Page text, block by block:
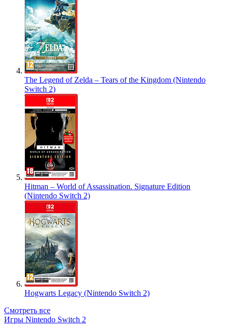
The Legend of Zelda – Tears of the Kingdom (Nintendo
Switch 2)
Hitman – World of Assassination. Signature Edition
(Nintendo Switch 2)
Hogwarts Legacy (Nintendo Switch 2)
Смотреть все
Игры Nintendo Switch 2